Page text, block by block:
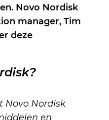
Novo Nordisk
manager, Tim
deze
Novo Nordisk
en